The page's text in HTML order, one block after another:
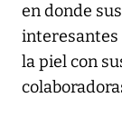
en donde
la piel con